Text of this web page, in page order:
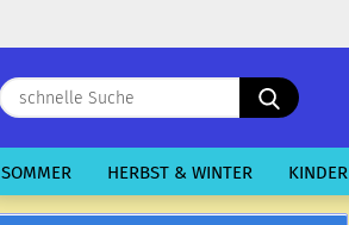
schnelle
Suche
SOMMER HERBST & WINTER KINDER